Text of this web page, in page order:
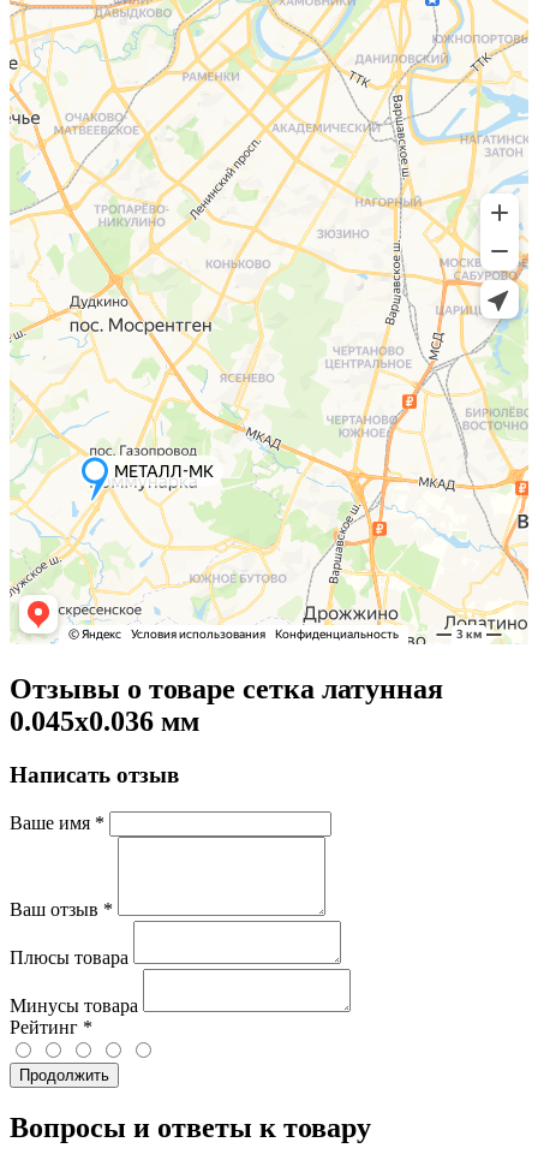
Отзывы о товаре сетка латунная
0.045х0.036 мм
Написать отзыв
Ваше имя *
Ваш отзыв *
Плюсы товара
Минусы товара
Рейтинг *
Продолжить
Вопросы и ответы к товару